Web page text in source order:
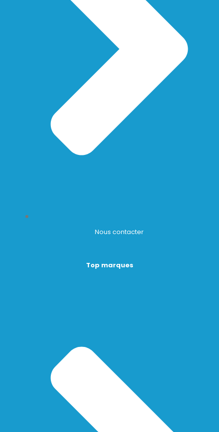
Nous contacter
Top marques